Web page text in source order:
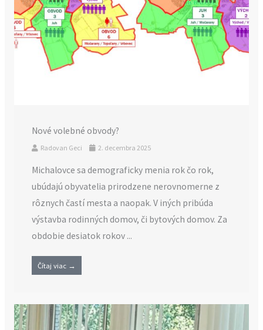
Nové volebné obvody?
Radovan Geci 2. decembra 2025
Michalovce sa demograficky menia rok čo rok,
ubúdajú obyvatelia prirodzene nerovnomerne z
rôznych častí mesta a naopak. V iných pribúda
výstavba rodinných domov, či bytových domov. Za
obdobie desiatok rokov ...
Čítaj viac →